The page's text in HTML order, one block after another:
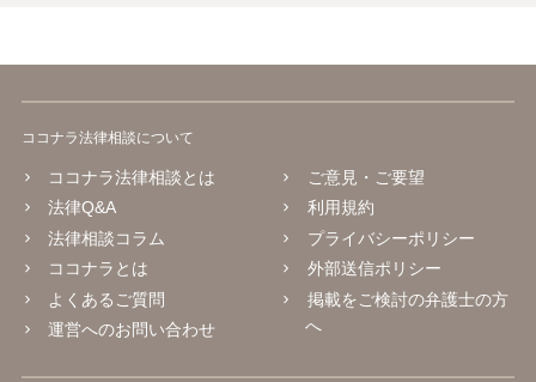
ココナラ法律相談について
ココナラ法律相談とは
法律Q&A
法律相談コラム
ココナラとは
よくあるご質問
運営へのお問い合わせ
ご意見・ご要望
利用規約
プライバシーポリシー
外部送信ポリシー
掲載をご検討の弁護士の方
へ